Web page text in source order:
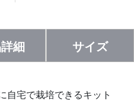
細 サイズ
自宅で栽培できるキット